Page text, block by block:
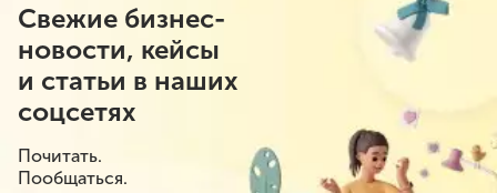
Свежие бизнес-
новости, кейсы
и статьи в наших
соцсетях
Почитать.
Пообщаться.